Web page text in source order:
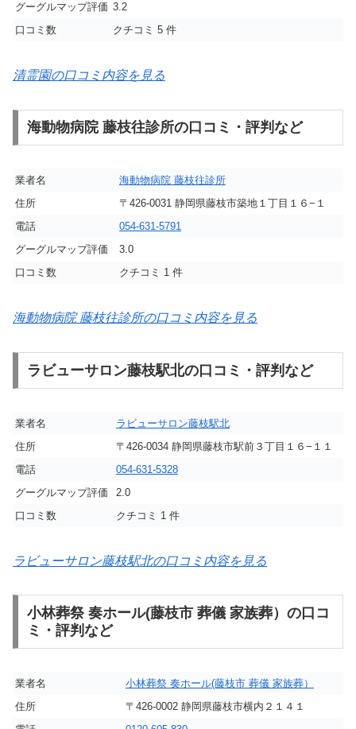
グーグルマップ評価 3.2
口コミ数
クチコミ 5 件
清霊園の口コミ内容を見る
海動物病院 藤枝往診所の口コミ・評判など
業者名
海動物病院 藤枝往診所
住所
〒426-0031 静岡県藤枝市築地１丁目１６−１
電話
054-631-5791
グーグルマップ評価
3.0
口コミ数
クチコミ 1 件
海動物病院 藤枝往診所の口コミ内容を見る
ラビューサロン藤枝駅北の口コミ・評判など
業者名
ラビューサロン藤枝駅北
住所
〒426-0034 静岡県藤枝市駅前３丁目１６−１１
電話
054-631-5328
グーグルマップ評価
2.0
口コミ数
クチコミ 1 件
ラビューサロン藤枝駅北の口コミ内容を見る
小林葬祭 奏ホール(藤枝市 葬儀 家族葬）の口コ
ミ・評判など
業者名
小林葬祭 奏ホール(藤枝市 葬儀 家族葬）
住所
〒426-0002 静岡県藤枝市横内２１４１